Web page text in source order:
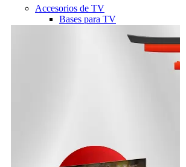
Accesorios de TV
Bases para TV